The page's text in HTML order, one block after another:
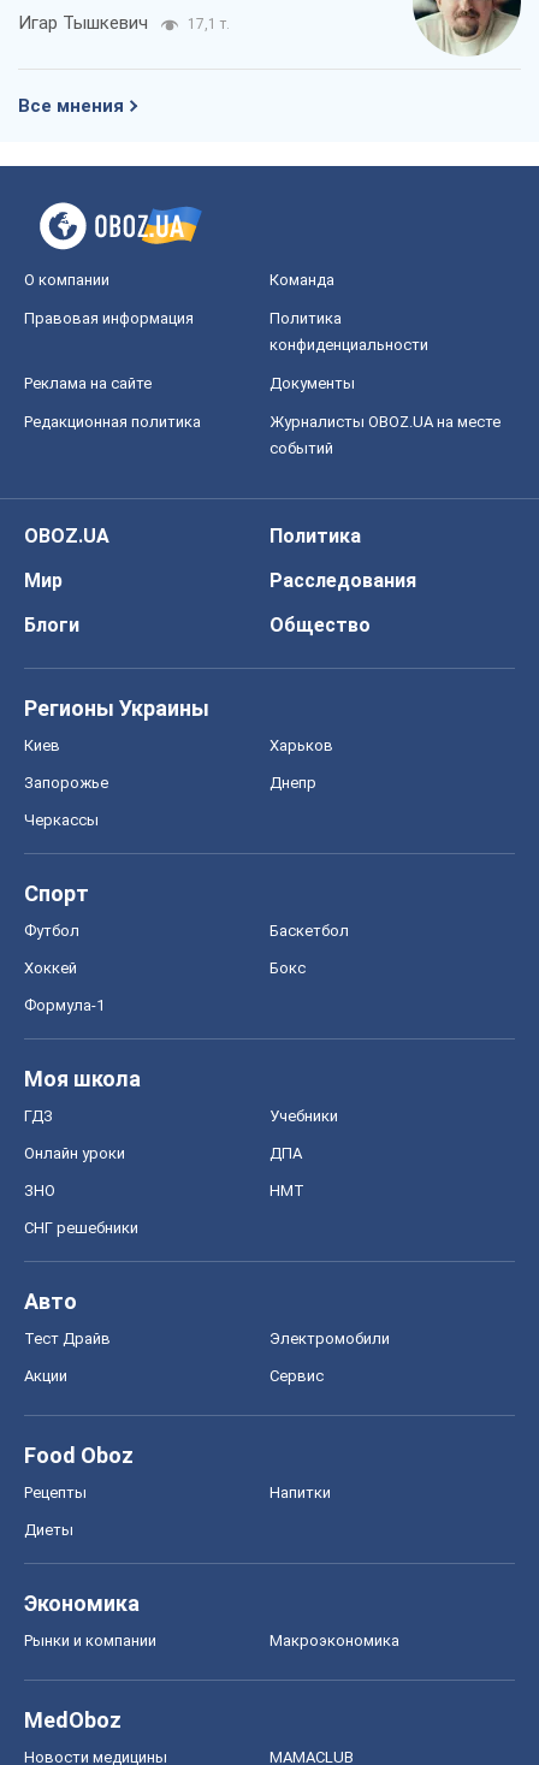
Игар Тышкевич 17,1 т.
Все мнения
О компании Команда
Правовая информация
Политика
конфиденциальности
Реклама на сайте Документы
Редакционная политика
Журналисты OBOZ.UA на месте
событий
OBOZ.UA
Политика
Мир
Расследования
Блоги
Общество
Регионы Украины
Киев Харьков
Запорожье Днепр
Черкассы
Спорт
Футбол Баскетбол
Хоккей Бокс
Формула-1
Моя школа
ГДЗ Учебники
Онлайн уроки ДПА
ЗНО НМТ
СНГ решебники
Авто
Тест Драйв Электромобили
Акции Сервис
Food Oboz
Рецепты Напитки
Диеты
Экономика
Рынки и компании Mакроэкономика
MedOboz
Новости медицины MAMACLUB